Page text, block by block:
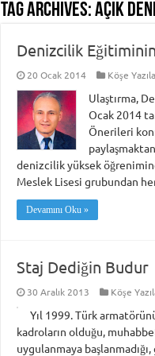
Tag Archives:açık
Denizcilik
20 Ocak 2014 Köşe
Ulaştırma,
Ocak 2014
Önerileri
denizcilik yüksek
Meslek Lisesi grubundan
Devamını Oku »
Staj Dediğin Budur
30 Aralık 2013 Köşe
Yıl 1999. Türk
kadroların olduğu,
uygulanmaya